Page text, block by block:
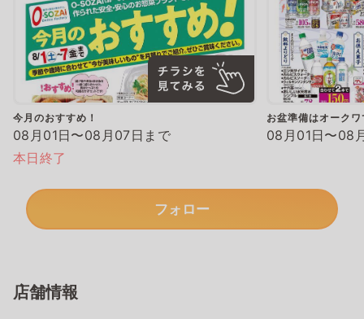
今月のおすすめ！
08月01日〜08月07日まで
本日終了
お盆準備はオークワ
08月01日〜08
フォロー
店舗情報